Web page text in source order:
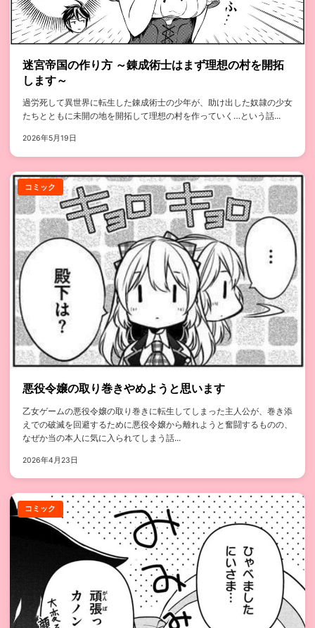
迷宮帝国の作り方 ～錬成術士はまず理想の村を開拓
します～
過労死して異世界に転生した錬成術士の少年が、助け出した奴隷の少女
たちとともに未開の地を開拓して理想の村を作っていく…という話...
2026年5月19日
コミック
悪役令嬢の取り巻きやめようと思います
乙女ゲームの悪役令嬢の取り巻きに転生してしまった主人公が、巻き添
えでの破滅を回避するために悪役令嬢から離れようと奮闘するものの、
なぜか当の本人に気に入られてしまう話...
2026年4月23日
コミック